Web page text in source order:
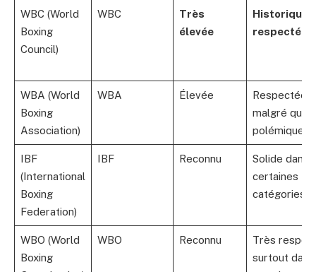
WBC (World
Boxing
Council)
WBC
Très
élevée
Historique
respectée
WBA (World
Boxing
Association)
WBA Élevée
Respectée
malgré
polémiques
IBF
(International
Boxing
Federation)
IBF Reconnu
Solide dans
certaines
catégories
WBO (World
Boxing
WBO Reconnu
Très
surtout dans